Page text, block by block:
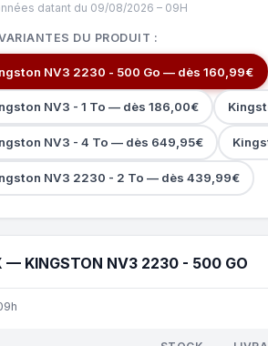
datant du 09/08/2026 – 09H
DU PRODUIT :
NV3 2230 - 500 Go — dès 160,99€
NV3 - 1 To — dès 186,00€
NV3 - 4 To — dès 649,95€
NV3 2230 - 2 To — dès 439,99€
— KINGSTON NV3 2230 - 500 GO